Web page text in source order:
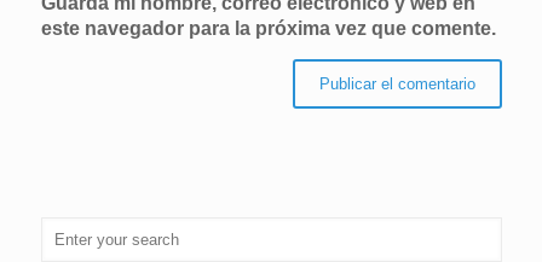
este navegador para la próxima vez que comente.